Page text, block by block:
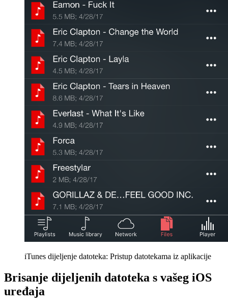
iTunes dijeljenje datoteka: Pristup datotekama iz aplikacije
Brisanje dijeljenih datoteka s vašeg iOS
uređaja